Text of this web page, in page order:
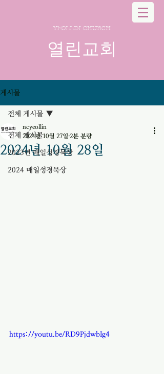
YEOLLIN CHURCH
열린교회
게시물
전체 게시물
2023년 매일성경묵상
2024 매일성경묵상
전체 게시물
2024년 10월 28일
ncyeollin
2024년 10월 27일 2분 분량
https://youtu.be/RD9PjdwbIg4